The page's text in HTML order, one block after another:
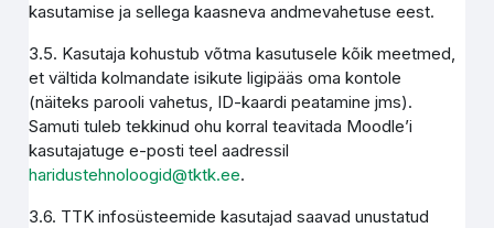
kasutamise ja sellega kaasneva andmevahetuse eest.
3.5. Kasutaja kohustub võtma kasutusele kõik meetmed,
et vältida kolmandate isikute ligipääs oma kontole
(näiteks parooli vahetus, ID-kaardi peatamine jms).
Samuti tuleb tekkinud ohu korral teavitada Moodle’i
kasutajatuge e-posti teel aadressil
haridustehnoloogid@tktk.ee.
3.6. TTK infosüsteemide kasutajad saavad unustatud